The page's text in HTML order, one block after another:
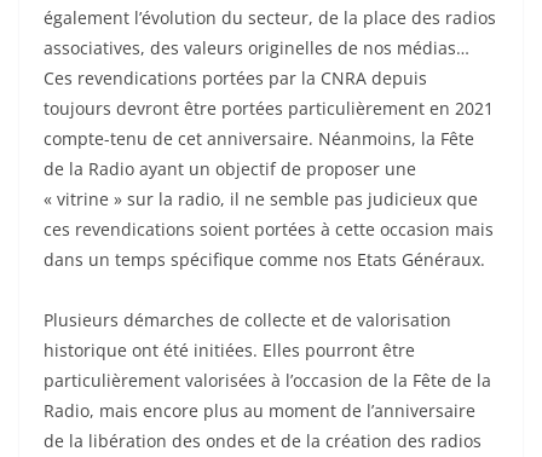
également l’évolution du secteur, de la place des radios
associatives, des valeurs originelles de nos médias…
Ces revendications portées par la CNRA depuis
toujours devront être portées particulièrement en 2021
compte-tenu de cet anniversaire. Néanmoins, la Fête
de la Radio ayant un objectif de proposer une
« vitrine » sur la radio, il ne semble pas judicieux que
ces revendications soient portées à cette occasion mais
dans un temps spécifique comme nos Etats Généraux.
Plusieurs démarches de collecte et de valorisation
historique ont été initiées. Elles pourront être
particulièrement valorisées à l’occasion de la Fête de la
Radio, mais encore plus au moment de l’anniversaire
de la libération des ondes et de la création des radios